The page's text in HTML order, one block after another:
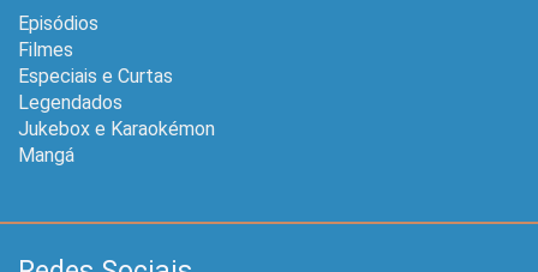
Episódios
Filmes
Especiais e Curtas
Legendados
Jukebox e Karaokémon
Mangá